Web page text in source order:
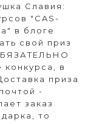
Славия:
"CAS-
в блоге
свой приз
в
приза
-
заказ
то